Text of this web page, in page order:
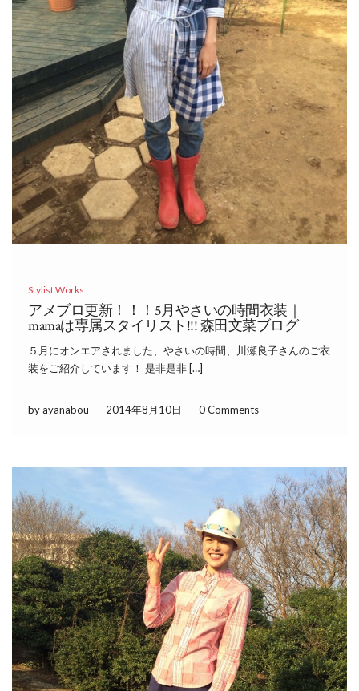
Stylist Works
アメブロ更新！！！5月やさいの時間衣装｜
mamaは専属スタイリスト!!! 森田文菜ブログ
５月にオンエアされました、やさいの時間、川瀬良子さんのご衣
装をご紹介しています！ 是非是非 […]
by ayanabou - 2014年8月10日 - 0 Comments